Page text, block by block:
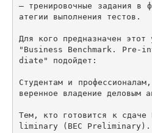
– тренировочные задания в
атегии выполнения тестов.
Для кого предназначен этот
"Business Benchmark. Pre-
diate" подойдет:
Студентам и
веренное владение деловым
Тем, кто готовится к сдаче
liminary (BEC Preliminary).